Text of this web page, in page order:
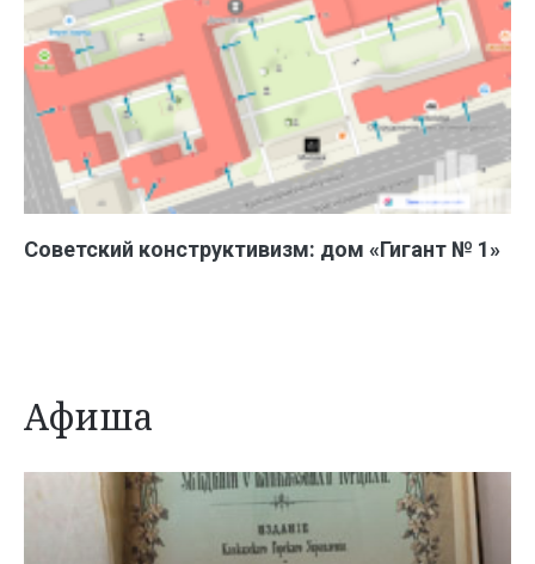
Советский конструктивизм: дом «Гигант № 1»
Афиша